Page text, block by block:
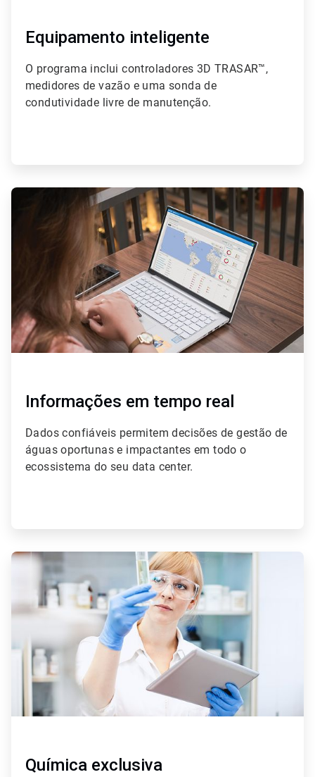
Equipamento inteligente
O programa inclui controladores 3D TRASAR™,
medidores de vazão e uma sonda de
condutividade livre de manutenção.
ArticleTile
Informações em tempo real
Dados confiáveis permitem decisões de gestão de
águas oportunas e impactantes em todo o
ecossistema do seu data center.
ArticleTile
Química exclusiva